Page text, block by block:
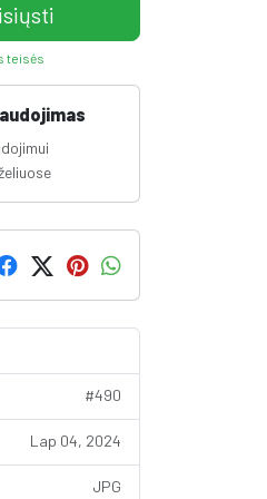
teisės
#490
Lap 04, 2024
JPG